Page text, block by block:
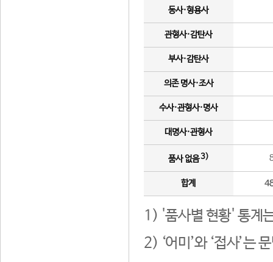
동사·형용사
관형사·감탄사
부사·감탄사
의존 명사·조사
수사·관형사·명사
대명사·관형사
품사 없음3)
합계
1) '품사별 현황' 통계
2) ‘어미’와 ‘접사’는